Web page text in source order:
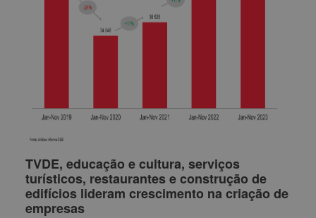
TVDE, educação e cultura, serviços
turísticos, restaurantes e construção de
edifícios lideram crescimento na criação de
empresas